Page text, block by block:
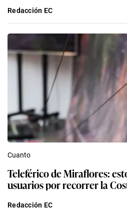
Redacción EC
Cuanto
Teleférico de Miraflores:
usuarios por recorrer la
Redacción EC